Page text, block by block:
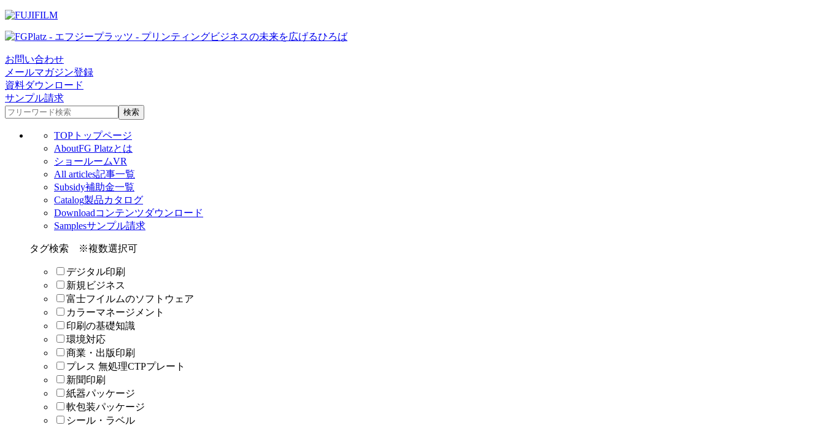
お問い合わせ
メールマガジン登録
資料ダウンロード
サンプル請求
TOP トップページ
AboutFG Platzとは
ショールームVR
All articles記事一覧
Subsidy補助金一覧
Catalog製品カタログ
Downloadコンテンツダウンロード
Samplesサンプル請求
タグ検索 ※複数選択可
デジタル印刷
新規ビジネス
富士フイルムのソフトウェア
カラーマネージメント
印刷の基礎知識
環境対応
商業・出版印刷
プレス 無処理CTPプレート
新聞印刷
紙器パッケージ
軟包装パッケージ
シール・ラベル